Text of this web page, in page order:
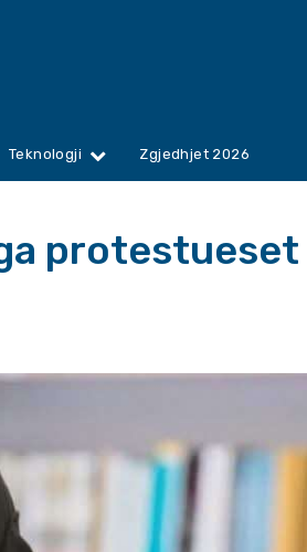
Teknologji Zgjedhjet 2026
protestueset